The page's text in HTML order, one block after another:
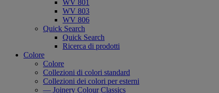
WV 801
WV 803
WV 806
Quick Search
Quick Search
Ricerca di prodotti
Colore
Colore
Collezioni di colori standard
Collezioni dei colori per esterni
— Joinery Colour Classics